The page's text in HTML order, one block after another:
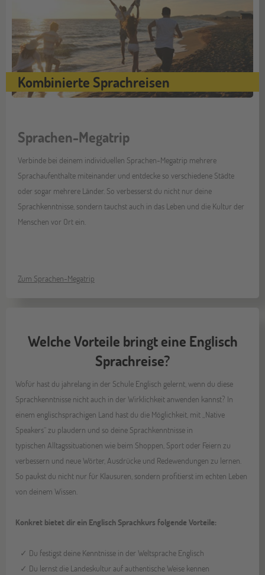
Kombinierte Sprachreisen
Sprachen-Megatrip
Verbinde bei deinem individuellen Sprachen-Megatrip mehrere
Sprachaufenthalte miteinander und entdecke so verschiedene Städte
oder sogar mehrere Länder. So verbesserst du nicht nur deine
Sprachkenntnisse, sondern tauchst auch in das Leben und die Kultur der
Menschen vor Ort ein.
Zum Sprachen-Megatrip
Welche Vorteile bringt eine Englisch
Sprachreise?
Wofür hast du jahrelang in der Schule Englisch gelernt, wenn du diese
Sprachkenntnisse nicht auch in der Wirklichkeit anwenden kannst? In
einem englischsprachigen Land hast du die Möglichkeit, mit „Native
Speakers“ zu plaudern und so deine Sprachkenntnisse in
typischen Alltagssituationen wie beim Shoppen, Sport oder Feiern zu
verbessern und neue Wörter, Ausdrücke und Redewendungen zu lernen.
So paukst du nicht nur für Klausuren, sondern profitierst im echten Leben
von deinem Wissen.
Konkret bietet dir ein Englisch Sprachkurs folgende Vorteile:
✓ Du festigst deine Kenntnisse in der Weltsprache Englisch
✓ Du lernst die Landeskultur auf authentische Weise kennen